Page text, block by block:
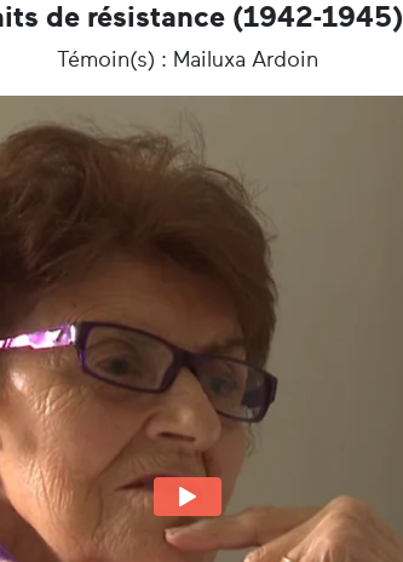
de résistance (1942-1945)
Témoin(s) : Mailuxa Ardoin